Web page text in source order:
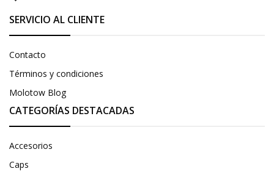
SERVICIO AL CLIENTE
Contacto
Términos y condiciones
Molotow Blog
CATEGORÍAS DESTACADAS
Accesorios
Caps